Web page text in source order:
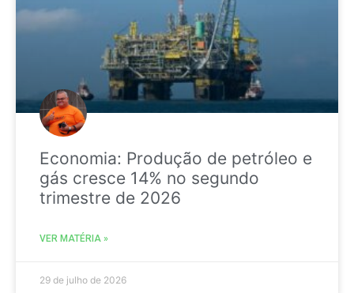
Economia: Produção de petróleo e
gás cresce 14% no segundo
trimestre de 2026
VER MATÉRIA »
29 de julho de 2026